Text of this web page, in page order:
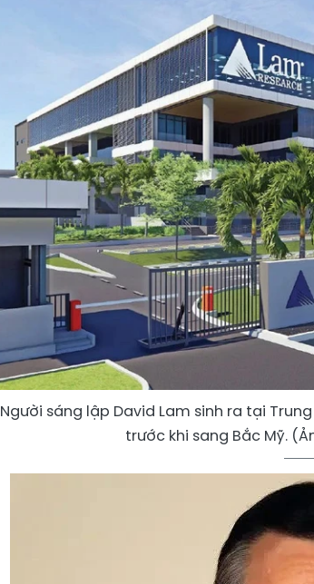
Người sáng lập David Lam sinh ra tại
trước khi sang Bắc Mỹ.